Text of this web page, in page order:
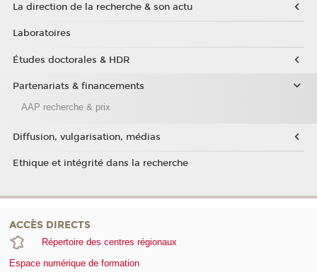
La direction de la recherche & son actu
Laboratoires
Études doctorales & HDR
Partenariats & financements
AAP recherche & prix
Diffusion, vulgarisation, médias
Ethique et intégrité dans la recherche
ACCÈS DIRECTS
Répertoire des centres régionaux
Espace numérique de formation